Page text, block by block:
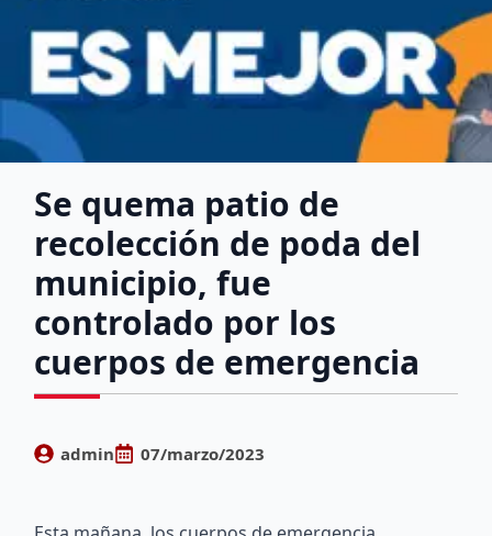
Se quema patio de
recolección de poda del
municipio, fue
controlado por los
cuerpos de emergencia
admin 07/marzo/2023